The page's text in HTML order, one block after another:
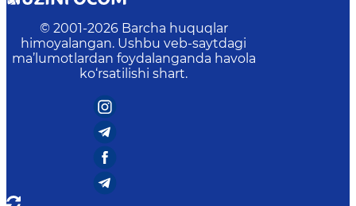
© 2001-2026 Barcha huquqlar
himoyalangan. Ushbu veb-saytdagi
ma’lumotlardan foydalanganda havola
ko‘rsatilishi shart.